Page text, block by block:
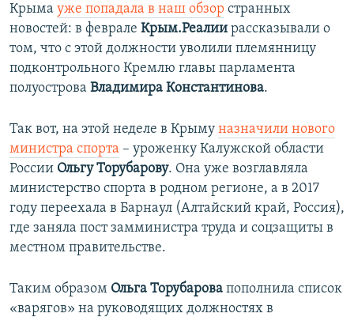
Крыма уже попадала в наш обзор странных
новостей: в феврале Крым.Реалии рассказывали о
том, что с этой должности уволили племянницу
подконтрольного Кремлю главы парламента
полуострова Владимира Константинова.
Так вот, на этой неделе в Крыму назначили нового
министра спорта – уроженку Калужской области
России Ольгу Торубарову. Она уже возглавляла
министерство спорта в родном регионе, а в 2017
году переехала в Барнаул (Алтайский край, Россия),
где заняла пост замминистра труда и соцзащиты в
местном правительстве.
Таким образом Ольга Торубарова пополнила список
«варягов» на руководящих должностях в